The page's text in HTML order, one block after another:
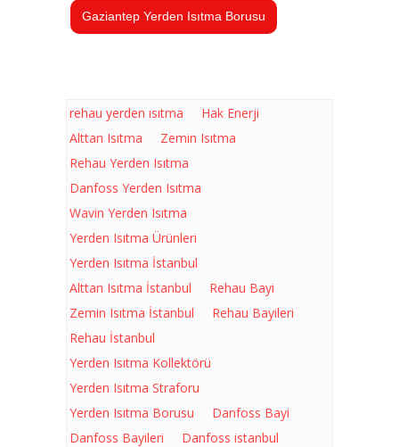
Gaziantep Yerden Isıtma Borusu
rehau yerden ısıtma
Hak Enerji
Alttan Isıtma
Zemin Isıtma
Rehau Yerden Isıtma
Danfoss Yerden Isıtma
Wavin Yerden Isıtma
Yerden Isıtma Ürünleri
Yerden Isıtma İstanbul
Alttan Isıtma İstanbul
Rehau Bayi
Zemin Isıtma İstanbul
Rehau Bayileri
Rehau İstanbul
Yerden Isıtma Kollektörü
Yerden Isıtma Straforu
Yerden Isıtma Borusu
Danfoss Bayi
Danfoss Bayileri
Danfoss istanbul